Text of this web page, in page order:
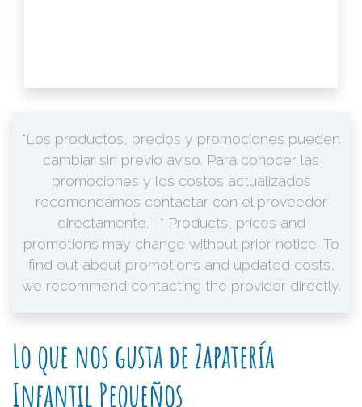
*Los productos, precios y promociones pueden
cambiar sin previo aviso. Para conocer las
promociones y los costos actualizados
recomendamos contactar con el proveedor
directamente. | * Products, prices and
promotions may change without prior notice. To
find out about promotions and updated costs,
we recommend contacting the provider directly.
Lo que nos gusta de Zapatería
Infantil Pequeños